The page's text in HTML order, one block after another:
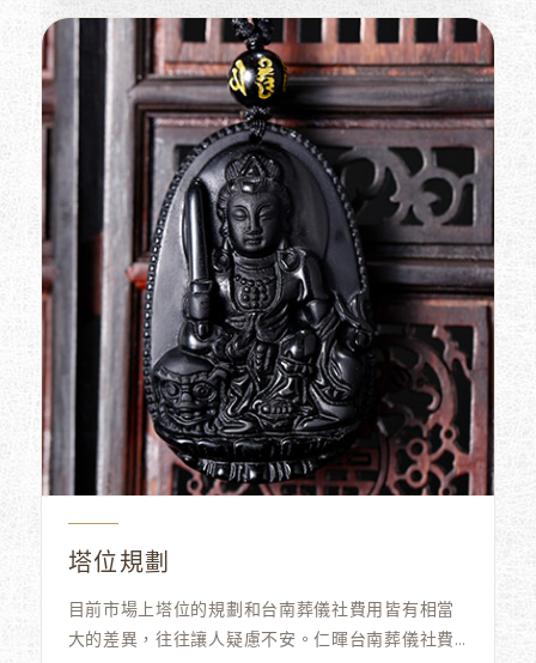
塔位規劃
目前市場上塔位的規劃和台南葬儀社費用皆有相當
大的差異，往往讓人疑慮不安。仁暉台南葬儀社費